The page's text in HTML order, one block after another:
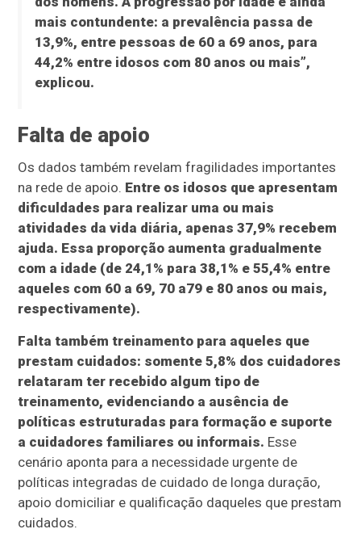
mais contundente: a prevalência passa de
13,9%, entre pessoas de 60 a 69 anos, para
44,2% entre idosos com 80 anos ou mais”,
explicou.
Falta de apoio
Os dados também revelam fragilidades importantes
na rede de apoio. Entre os idosos que apresentam
dificuldades para realizar uma ou mais
atividades da vida diária, apenas 37,9% recebem
ajuda. Essa proporção aumenta gradualmente
com a idade (de 24,1% para 38,1% e 55,4% entre
aqueles com 60 a 69, 70 a79 e 80 anos ou mais,
respectivamente).
Falta também treinamento para aqueles que
prestam cuidados: somente 5,8% dos cuidadores
relataram ter recebido algum tipo de
treinamento, evidenciando a ausência de
políticas estruturadas para formação e suporte
a cuidadores familiares ou informais. Esse
cenário aponta para a necessidade urgente de
políticas integradas de cuidado de longa duração,
apoio domiciliar e qualificação daqueles que prestam
cuidados.